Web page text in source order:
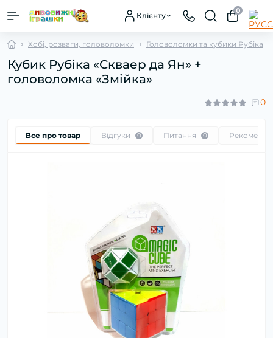
Клієнту
0
Хобі, розваги, головоломки Головоломки та кубики Рубіка
Кубик Рубіка «Скваер да Ян» +
головоломка «Змійка»
0
Все про товар Відгуки 0 Питання 0